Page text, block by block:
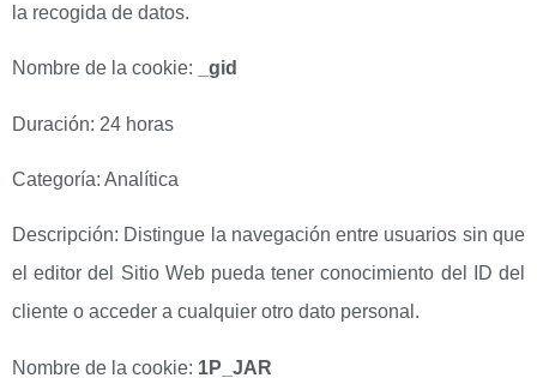
la recogida de datos.
Nombre de la cookie: _gid
Duración: 24 horas
Categoría: Analítica
Descripción: Distingue la navegación entre usuarios sin que
el editor del Sitio Web pueda tener conocimiento del ID del
cliente o acceder a cualquier otro dato personal.
Nombre de la cookie: 1P_JAR